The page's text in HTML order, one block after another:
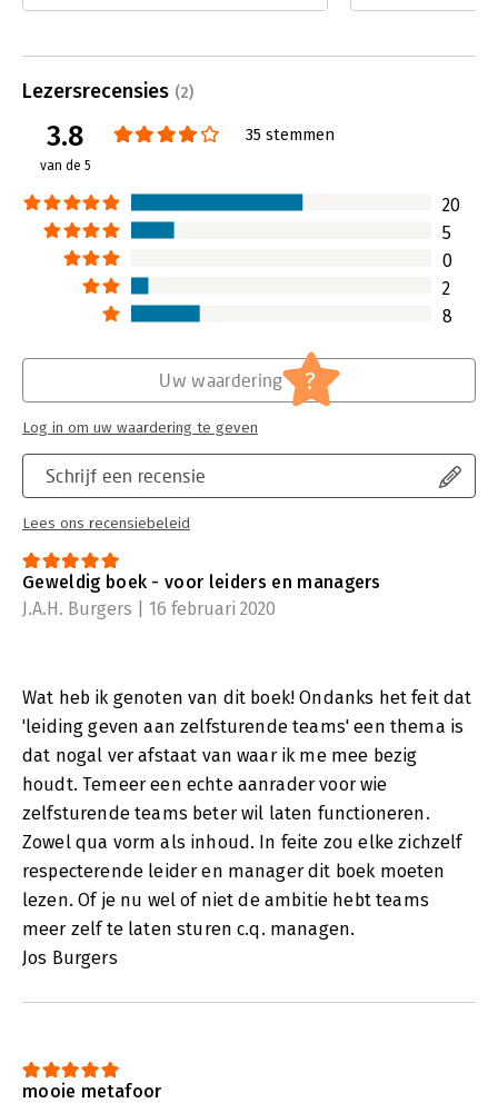
imker wordt.
Lezersrecensies (2)
3.8
van de 5
35 stemmen
20
5
0
2
8
Schrijf een recensie
Lees ons recensiebeleid
Uw waardering ?
Log in om uw waardering te geven
Geweldig boek - voor leiders en managers
J.A.H. Burgers | 16 februari 2020
Wat heb ik genoten van dit boek! Ondanks het feit dat
'leiding geven aan zelfsturende teams' een thema is
dat nogal ver afstaat van waar ik me mee bezig
houdt. Temeer een echte aanrader voor wie
zelfsturende teams beter wil laten functioneren.
Zowel qua vorm als inhoud. In feite zou elke zichzelf
respecterende leider en manager dit boek moeten
lezen. Of je nu wel of niet de ambitie hebt teams
meer zelf te laten sturen c.q. managen.
Jos Burgers
mooie metafoor